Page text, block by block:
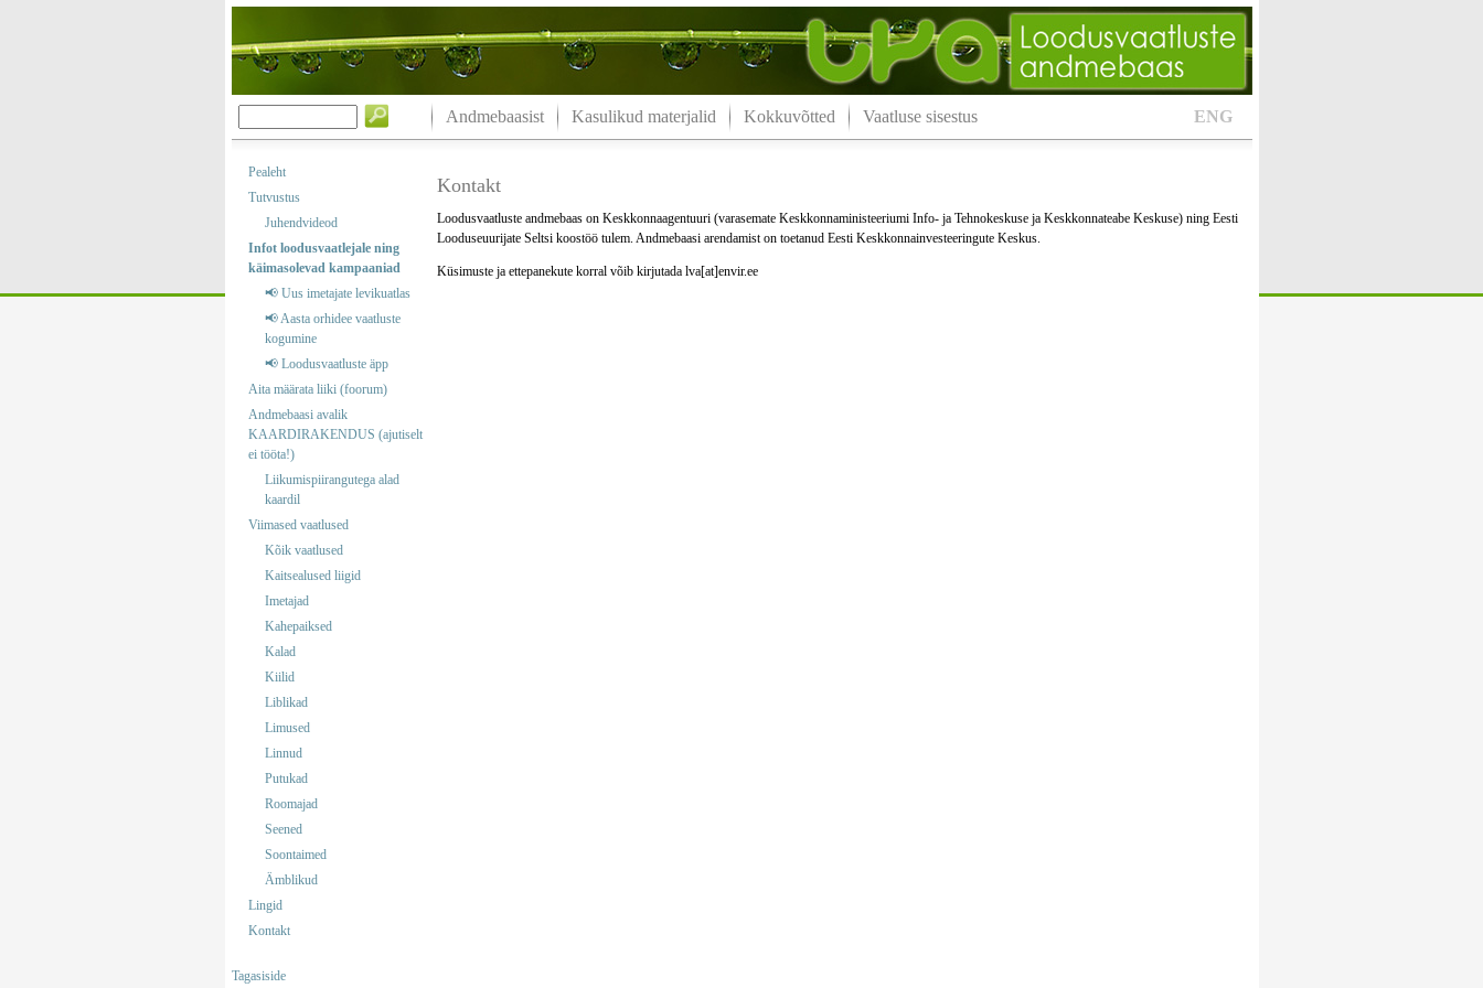
ENG
Andmebaasist Kasulikud materjalid Kokkuvõtted Vaatluse sisestus
Pealeht
Tutvustus
Juhendvideod
Infot loodusvaatlejale ning
käimasolevad kampaaniad
📢 Uus imetajate levikuatlas
📢 Aasta orhidee vaatluste
kogumine
📢 Loodusvaatluste äpp
Aita määrata liiki (foorum)
Andmebaasi avalik
KAARDIRAKENDUS (ajutiselt
ei tööta!)
Liikumispiirangutega alad
kaardil
Viimased vaatlused
Kõik vaatlused
Kaitsealused liigid
Imetajad
Kahepaiksed
Kalad
Kiilid
Liblikad
Limused
Linnud
Putukad
Roomajad
Seened
Soontaimed
Ämblikud
Lingid
Kontakt
Tagasiside
Kontakt
Loodusvaatluste andmebaas on Keskkonnaagentuuri (varasemate Keskkonnaministeeriumi Info- ja Tehnokeskuse ja Keskkonnateabe Keskuse) ning Eesti
Looduseuurijate Seltsi koostöö tulem. Andmebaasi arendamist on toetanud Eesti Keskkonnainvesteeringute Keskus.
Küsimuste ja ettepanekute korral võib kirjutada lva[at]envir.ee